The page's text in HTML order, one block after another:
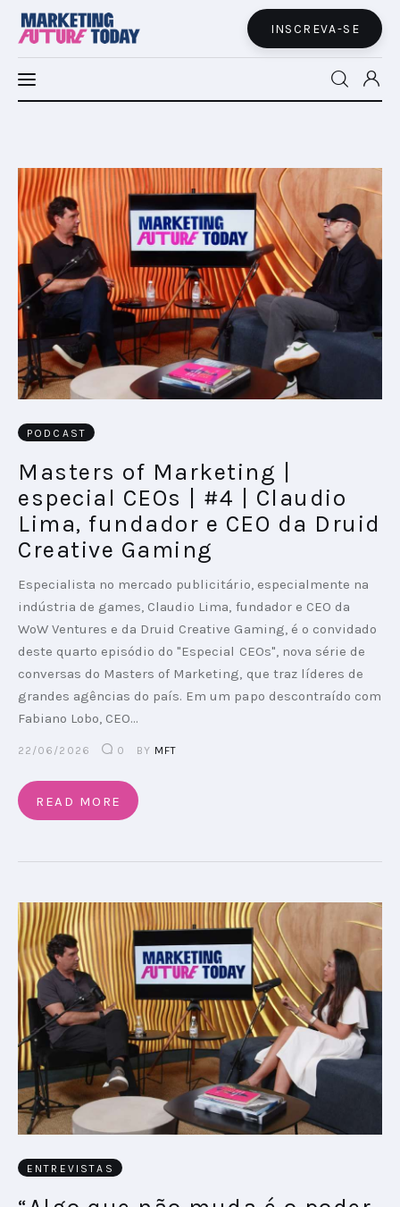
INSCREVA-SE
MFT+
INSIGHTS
FUTURE BRAND LAB
EVENTOS
MARTECH
CONECTADES
PODCAST
PLAYBOOKS
PODCAST
Masters of Marketing |
especial CEOs | #4 | Claudio
Lima, fundador e CEO da Druid
Creative Gaming
Especialista no mercado publicitário, especialmente na
indústria de games, Claudio Lima, fundador e CEO da
WoW Ventures e da Druid Creative Gaming, é o convidado
deste quarto episódio do "Especial CEOs", nova série de
conversas do Masters of Marketing, que traz líderes de
grandes agências do país. Em um papo descontraído com
Fabiano Lobo, CEO…
22/06/2026 0 BY MFT
READ MORE
ENTREVISTAS